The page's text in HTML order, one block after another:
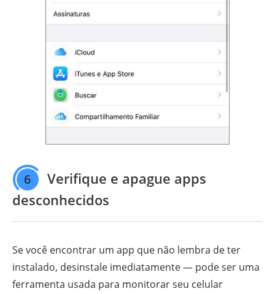
6
Verifique e apague apps
desconhecidos
Se você encontrar um app que não lembra de ter
instalado, desinstale imediatamente — pode ser uma
ferramenta usada para monitorar seu celular